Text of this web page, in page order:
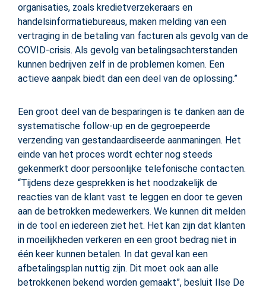
organisaties, zoals kredietverzekeraars en
handelsinformatiebureaus, maken melding van een
vertraging in de betaling van facturen als gevolg van de
COVID-crisis. Als gevolg van betalingsachterstanden
kunnen bedrijven zelf in de problemen komen. Een
actieve aanpak biedt dan een deel van de oplossing.”
Een groot deel van de besparingen is te danken aan de
systematische follow-up en de gegroepeerde
verzending van gestandaardiseerde aanmaningen. Het
einde van het proces wordt echter nog steeds
gekenmerkt door persoonlijke telefonische contacten.
“Tijdens deze gesprekken is het noodzakelijk de
reacties van de klant vast te leggen en door te geven
aan de betrokken medewerkers. We kunnen dit melden
in de tool en iedereen ziet het. Het kan zijn dat klanten
in moeilijkheden verkeren en een groot bedrag niet in
één keer kunnen betalen. In dat geval kan een
afbetalingsplan nuttig zijn. Dit moet ook aan alle
betrokkenen bekend worden gemaakt”, besluit Ilse De